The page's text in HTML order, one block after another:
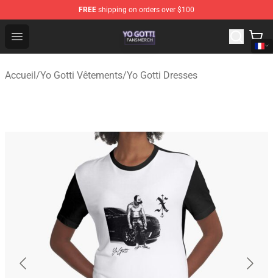
FREE shipping on orders over $100
Open menu
Yo Gotti Shop - Official Yo Gotti Merchandise Store
Accueil/Yo Gotti Vêtements/Yo Gotti Dresses